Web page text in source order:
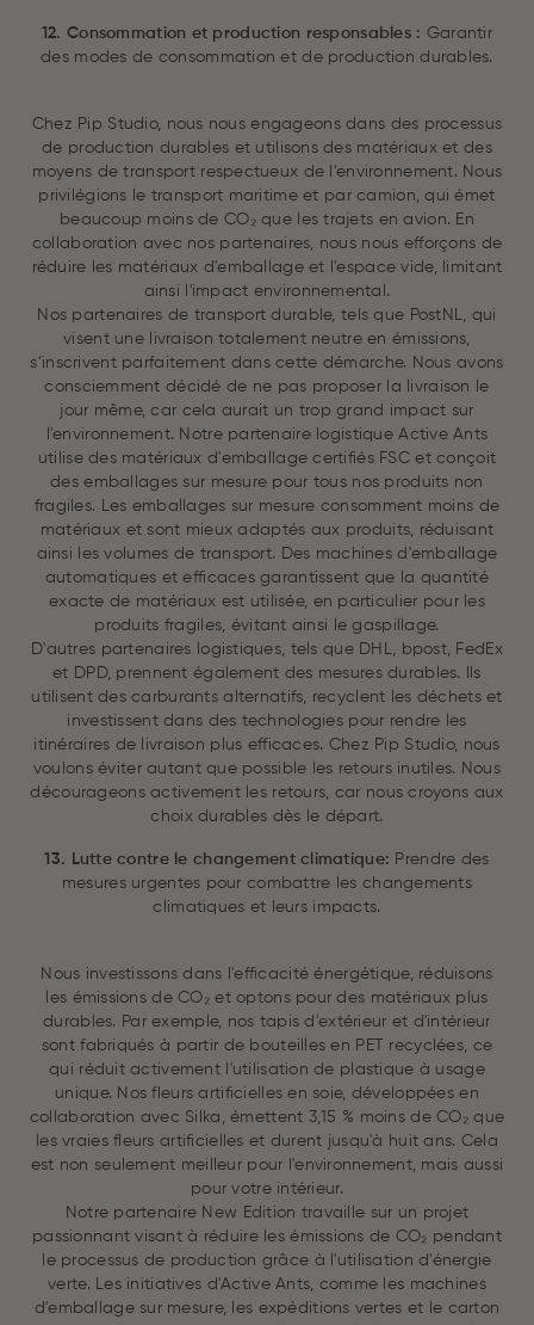
12. Consommation et production responsables : Garantir
des modes de consommation et de production durables.
Chez Pip Studio, nous nous engageons dans des processus
de production durables et utilisons des matériaux et des
moyens de transport respectueux de l'environnement. Nous
privilégions le transport maritime et par camion, qui émet
beaucoup moins de CO₂ que les trajets en avion. En
collaboration avec nos partenaires, nous nous efforçons de
réduire les matériaux d'emballage et l'espace vide, limitant
ainsi l'impact environnemental.
Nos partenaires de transport durable, tels que PostNL, qui
visent une livraison totalement neutre en émissions,
s’inscrivent parfaitement dans cette démarche. Nous avons
consciemment décidé de ne pas proposer la livraison le
jour même, car cela aurait un trop grand impact sur
l'environnement. Notre partenaire logistique Active Ants
utilise des matériaux d'emballage certifiés FSC et conçoit
des emballages sur mesure pour tous nos produits non
fragiles. Les emballages sur mesure consomment moins de
matériaux et sont mieux adaptés aux produits, réduisant
ainsi les volumes de transport. Des machines d'emballage
automatiques et efficaces garantissent que la quantité
exacte de matériaux est utilisée, en particulier pour les
produits fragiles, évitant ainsi le gaspillage.
D'autres partenaires logistiques, tels que DHL, bpost, FedEx
et DPD, prennent également des mesures durables. Ils
utilisent des carburants alternatifs, recyclent les déchets et
investissent dans des technologies pour rendre les
itinéraires de livraison plus efficaces. Chez Pip Studio, nous
voulons éviter autant que possible les retours inutiles. Nous
décourageons activement les retours, car nous croyons aux
choix durables dès le départ.
13. Lutte contre le changement climatique: Prendre des
mesures urgentes pour combattre les changements
climatiques et leurs impacts.
Nous investissons dans l'efficacité énergétique, réduisons
les émissions de CO₂ et optons pour des matériaux plus
durables. Par exemple, nos tapis d'extérieur et d'intérieur
sont fabriqués à partir de bouteilles en PET recyclées, ce
qui réduit activement l'utilisation de plastique à usage
unique. Nos fleurs artificielles en soie, développées en
collaboration avec Silka, émettent 3,15 % moins de CO₂ que
les vraies fleurs artificielles et durent jusqu'à huit ans. Cela
est non seulement meilleur pour l'environnement, mais aussi
pour votre intérieur.
Notre partenaire New Edition travaille sur un projet
passionnant visant à réduire les émissions de CO₂ pendant
le processus de production grâce à l'utilisation d'énergie
verte. Les initiatives d'Active Ants, comme les machines
d'emballage sur mesure, les expéditions vertes et le carton